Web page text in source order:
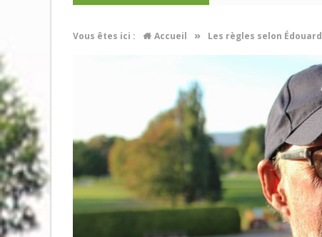
Vous êtes ici : Accueil » Les règles selon Édouard